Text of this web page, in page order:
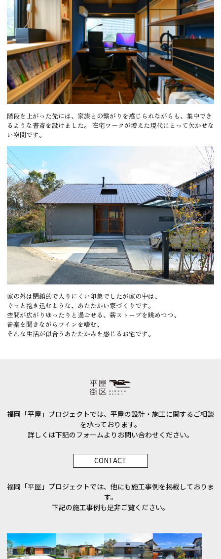
階段を上がった先には、家族との繋がりを感じられながらも、集中でき
るような書斎を設けました。 在宅ワークが増えた現代にとって欠かせな
い空間です。
家の外は閉鎖的で入りにくい印象でしたが家の中は、
ぐっと抱き込むような、あたたかい家づくりです。
空間が広がりゆったりと過ごせる、薪ストーブを眺めつつ、
音楽を聞きながらワインを嗜む、
そんな生活が似合うあたたかみを感じるお宅です。
福岡「平屋」プロジェクトでは、平屋の設計・施工に関するご相談
を承っております。
詳しくは下記のフォームよりお問い合わせください。
CONTACT
福岡「平屋」プロジェクトでは、他にも施工事例を掲載しておりま
す。
下記の施工事例も是非ご覧ください。